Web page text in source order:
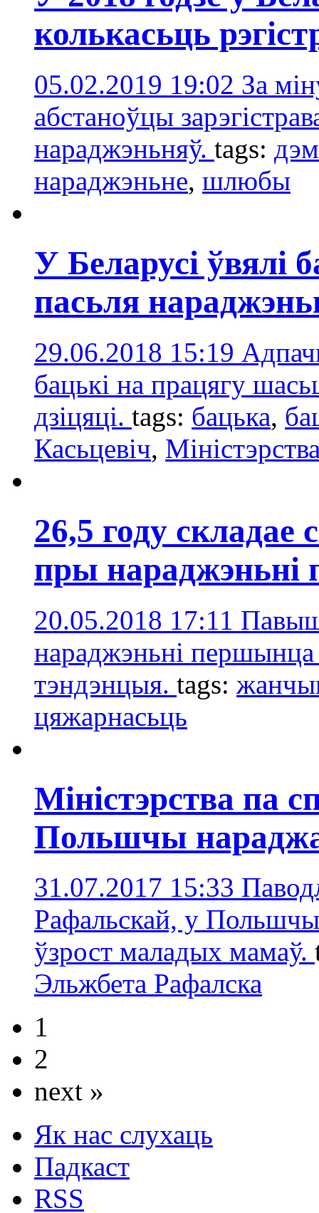
колькасьць
05.02.2019 19:02 За
абстаноўцы
нараджэньняў. tags:
нараджэньне, шлюбы
У Беларусі ўвялі
пасьля
29.06.2018 15:19
бацькі на працягу
дзіцяці. tags: бацька,
Касьцевіч,
26,5 году складае
пры
20.05.2018 17:11
нараджэньні першынца
тэндэнцыя. tags:
цяжарнасьць
Міністэрства па
Польшчы
31.07.2017 15:33
Рафальскай, у Польшчы
ўзрост маладых мамаў.
Эльжбета Рафалска
1
2
next »
Як нас слухаць
Падкаст
RSS